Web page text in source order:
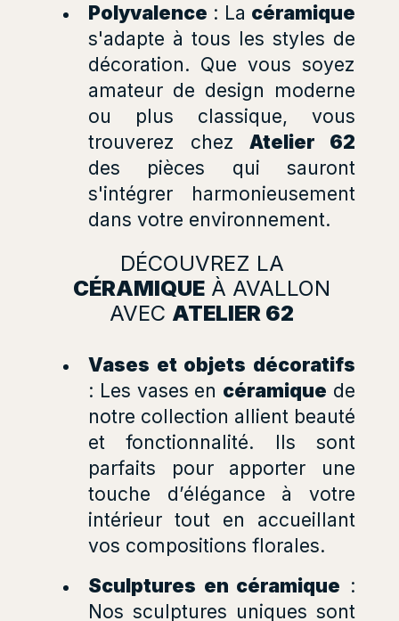
Polyvalence : La céramique
s'adapte à tous les styles de
décoration. Que vous soyez
amateur de design moderne
ou plus classique, vous
trouverez chezAtelier 62
des pièces qui sauront
s'intégrer harmonieusement
dans votre environnement.
DÉCOUVREZ LA
CÉRAMIQUE À AVALLON
AVEC ATELIER 62
Vases et objets décoratifs
: Les vases en céramique de
notre collection allient beauté
et fonctionnalité. Ils sont
parfaits pour apporter une
touche d’élégance à votre
intérieur tout en accueillant
vos compositions florales.
Sculptures en céramique :
Nos sculptures uniques sont